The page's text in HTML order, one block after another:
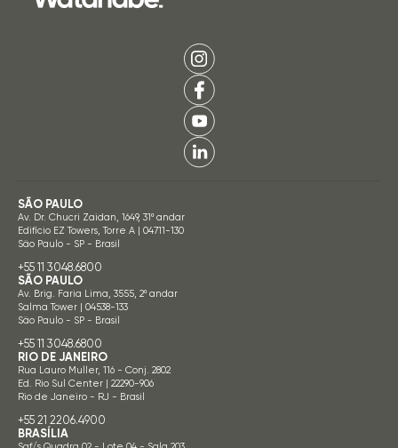
SÃO PAULO
Av. Dr. Chucri Zaidan, 1649, 31º andar
Edifício EZ Towers, Torre A | 04711-130
São Paulo - SP - Brasil
+55 11 3048.6800
SÃO PAULO
Av. Brig. Faria Lima, 3555, 2º andar
Salma Tower | 04538-133
São Paulo - SP - Brasil
+55 11 3048.6800
RIO DE JANEIRO
Rua Lauro Muller, 116 - Conj. 2802
Ed. Rio Sul Center | 22290-906
Rio de Janeiro - RJ - Brasil
+55 21 2206.4900
BRASÍLIA